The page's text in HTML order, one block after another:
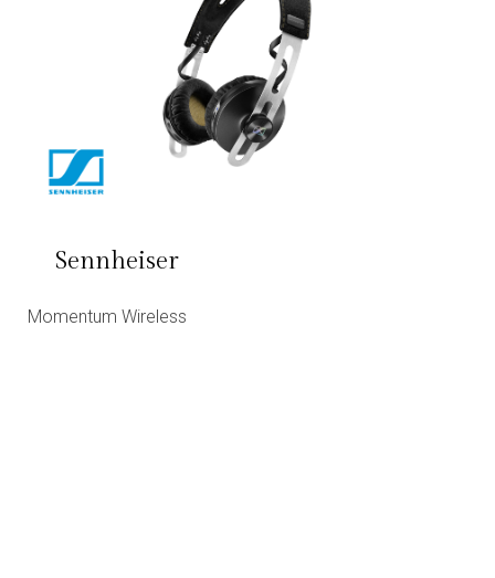
Sennheiser
Momentum Wireless